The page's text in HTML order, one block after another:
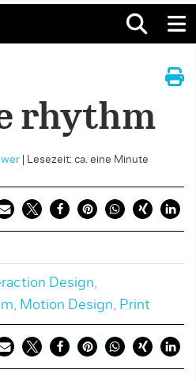
rhythm
Lesezeit: ca. eine Minute
Design,
, Motion Design, Print